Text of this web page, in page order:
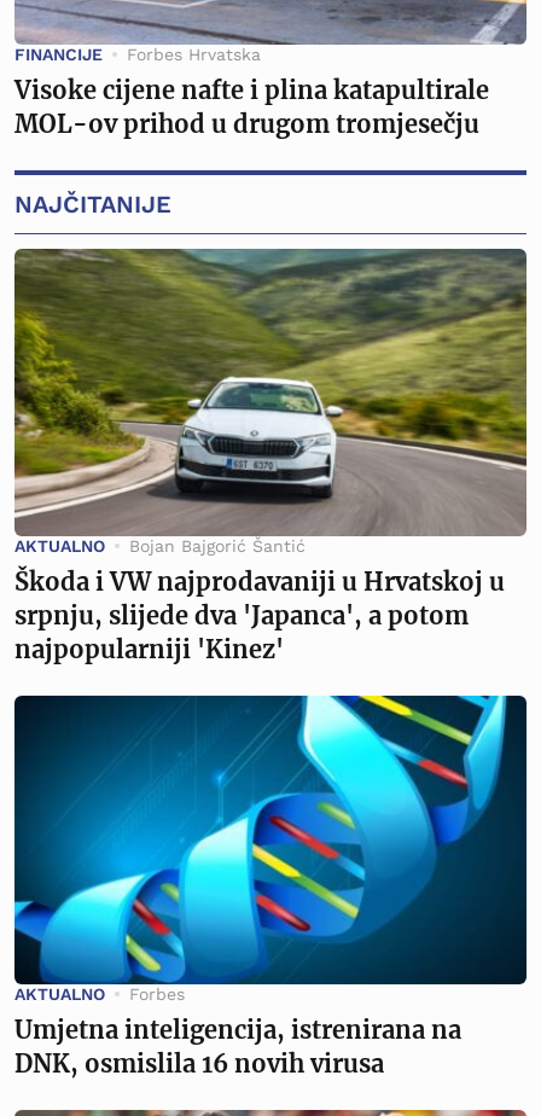
FINANCIJE Forbes Hrvatska
Visoke cijene nafte i plina katapultirale
MOL-ov prihod u drugom tromjesečju
NAJČITANIJE
AKTUALNO Bojan Bajgorić Šantić
Škoda i VW najprodavaniji u Hrvatskoj u
srpnju, slijede dva 'Japanca', a potom
najpopularniji 'Kinez'
AKTUALNO Forbes
Umjetna inteligencija, istrenirana na
DNK, osmislila 16 novih virusa